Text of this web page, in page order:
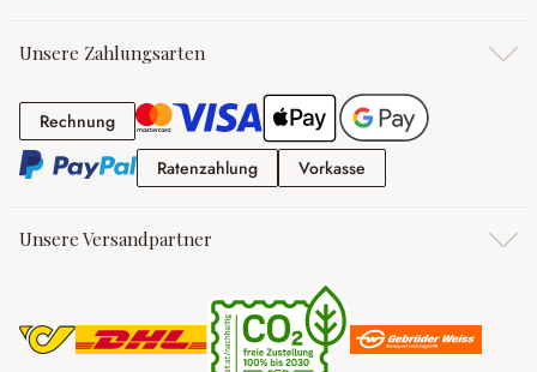
Unsere Zahlungsarten
RechnungRechnung
RatenzahlungRatenzahlung
Vorkasse
Unsere Versandpartner